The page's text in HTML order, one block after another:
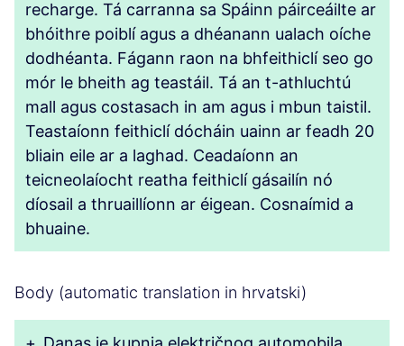
recharge. Tá carranna sa Spáinn páirceáilte ar
bhóithre poiblí agus a dhéanann ualach oíche
dodhéanta. Fágann raon na bhfeithiclí seo go
mór le bheith ag teastáil. Tá an t-athluchtú
mall agus costasach in am agus i mbun taistil.
Teastaíonn feithiclí dócháin uainn ar feadh 20
bliain eile ar a laghad. Ceadaíonn an
teicneolaíocht reatha feithiclí gásailín nó
díosail a thruaillíonn ar éigean. Cosnaímid a
bhuaine.
Body (automatic translation in hrvatski)